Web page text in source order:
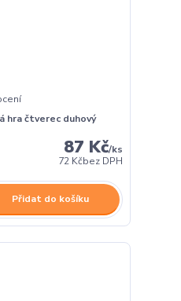
hra čtverec duhový
87 Kč/ks
72 Kčbez DPH
Přidat do košíku